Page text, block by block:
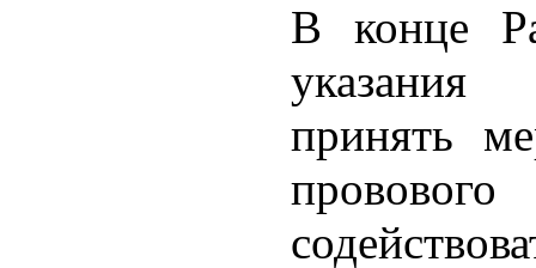
В конце
принять